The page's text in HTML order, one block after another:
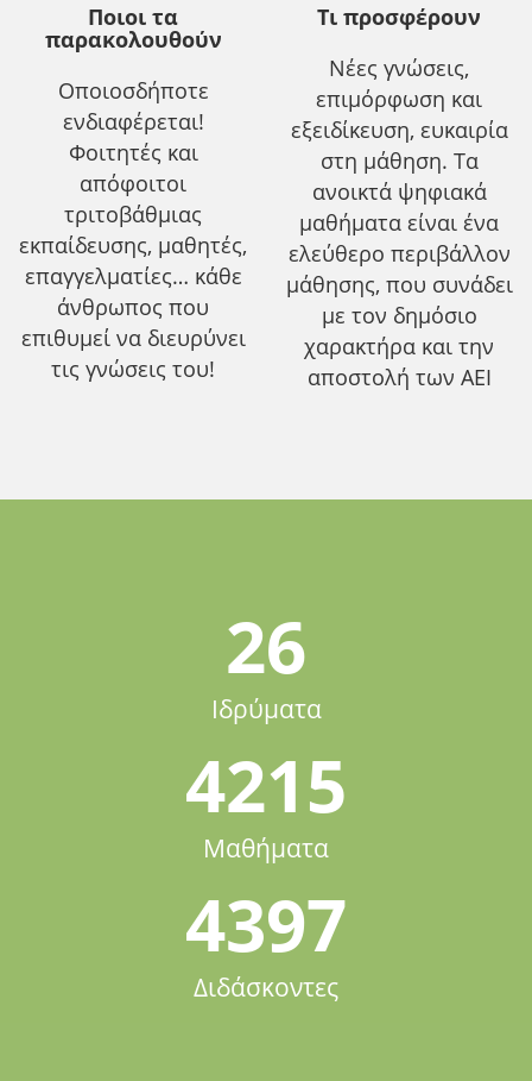
Ποιοι τα
παρακολουθούν
Οποιοσδήποτε
ενδιαφέρεται!
Φοιτητές και
απόφοιτοι
τριτοβάθμιας
εκπαίδευσης, μαθητές,
επαγγελματίες… κάθε
άνθρωπος που
επιθυμεί να διευρύνει
τις γνώσεις του!
Τι προσφέρουν
Νέες γνώσεις,
επιμόρφωση και
εξειδίκευση, ευκαιρία
στη μάθηση. Τα
ανοικτά ψηφιακά
μαθήματα είναι ένα
ελεύθερο περιβάλλον
μάθησης, που συνάδει
με τον δημόσιο
χαρακτήρα και την
αποστολή των ΑΕΙ
26
Ιδρύματα
4215
Μαθήματα
4397
Διδάσκοντες